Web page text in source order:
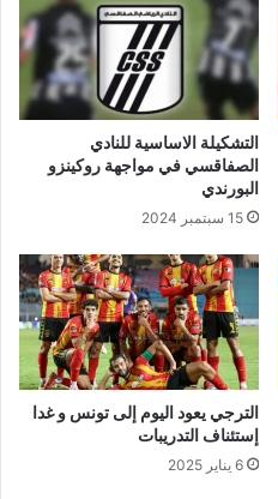
التشكيلة الاساسية للنادي
الصفاقسي في مواجهة روكينزو
البورندي
15 سبتمبر 2024
الترجي يعود اليوم إلى تونس و غدا
إستئناف التدريبات
6 يناير 2025